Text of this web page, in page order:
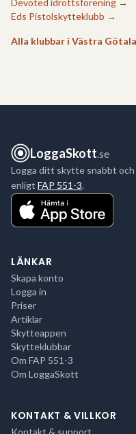
Devoted idrottsförening →
Eds Pistolskytteklubb →
Alla klubbar i Västra
LoggaSkott.se
Logga ditt skytte snabbt
enligt FAP 551-3.
LÄNKAR
Skapa konto
Logga in
Priser
Artiklar
Skytteappen
Skytteklubbar
Om FAP 551-3
Om LoggaSkott
KONTAKT & VILLKOR
Kontakt & support